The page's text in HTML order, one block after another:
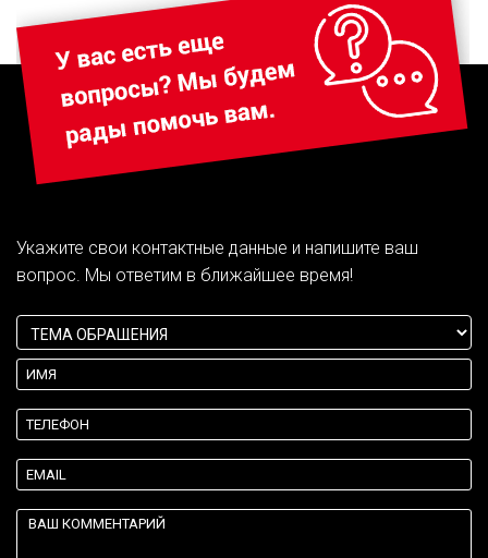
Укажите свои контактные данные и напишите ваш
вопрос. Мы ответим в ближайшее время!